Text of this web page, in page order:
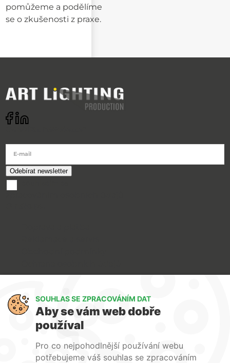
pomůžeme a podělíme
se o zkušenosti z praxe.
E-mail
O nás
Služby
Kontakty
SOUHLAS SE ZPRACOVÁNÍM DAT
Aby se vám web dobře
používal
Pro co nejpohodlnější používání webu
potřebujeme váš souhlas se zpracováním